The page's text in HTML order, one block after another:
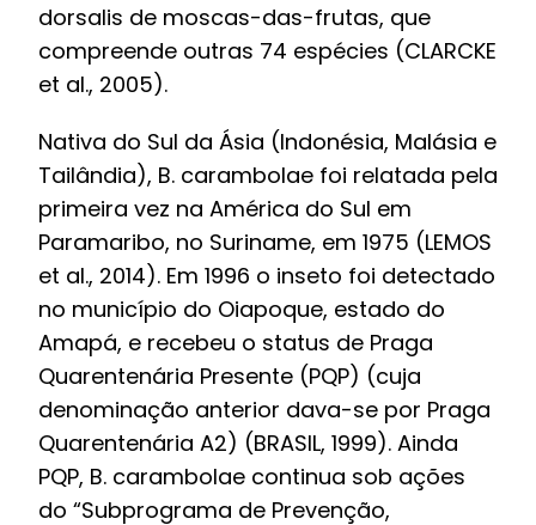
dorsalis de moscas-das-frutas, que
compreende outras 74 espécies (CLARCKE
et al., 2005).
Nativa do Sul da Ásia (Indonésia, Malásia e
Tailândia), B. carambolae foi relatada pela
primeira vez na América do Sul em
Paramaribo, no Suriname, em 1975 (LEMOS
et al., 2014). Em 1996 o inseto foi detectado
no município do Oiapoque, estado do
Amapá, e recebeu o status de Praga
Quarentenária Presente (PQP) (cuja
denominação anterior dava-se por Praga
Quarentenária A2) (BRASIL, 1999). Ainda
PQP, B. carambolae continua sob ações
do “Subprograma de Prevenção,